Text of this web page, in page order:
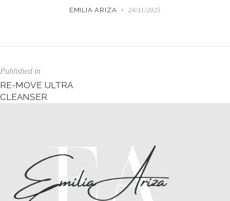
EMILIA ARIZA 24/11/2025
Published in
RE-MOVE ULTRA
CLEANSER